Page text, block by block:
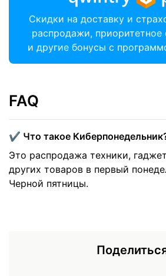
Скидки на доставку и
распродажи, приоритетное
и другие бонусы с
FAQ
✔️ Что такое
Это распродажа техники,
других товаров в первый
Черной пятницы.